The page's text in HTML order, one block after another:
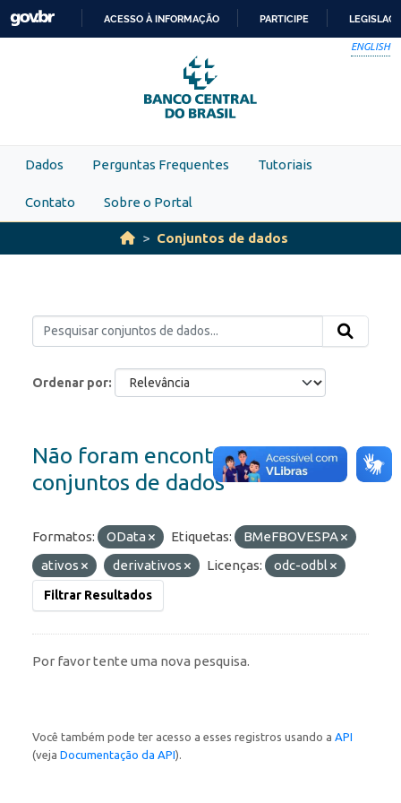
Skip to main content
PARA
O
CONTEÚDO
ACESSO À INFORMAÇÃO PARTICIPE
ENGLISH
Dados Perguntas Frequentes Tutoriais
Contato Sobre o Portal
Conjuntos de dados
Ordenar por
Não foram encontrados
conjuntos de dados
Formatos: OData Etiquetas:
BMeFBOVESPA
ativos
derivativos Licenças: odc-odbl
Filtrar Resultados
Por favor tente uma nova pesquisa.
Você também pode ter acesso a esses registros usando a API
(veja Documentação da API).